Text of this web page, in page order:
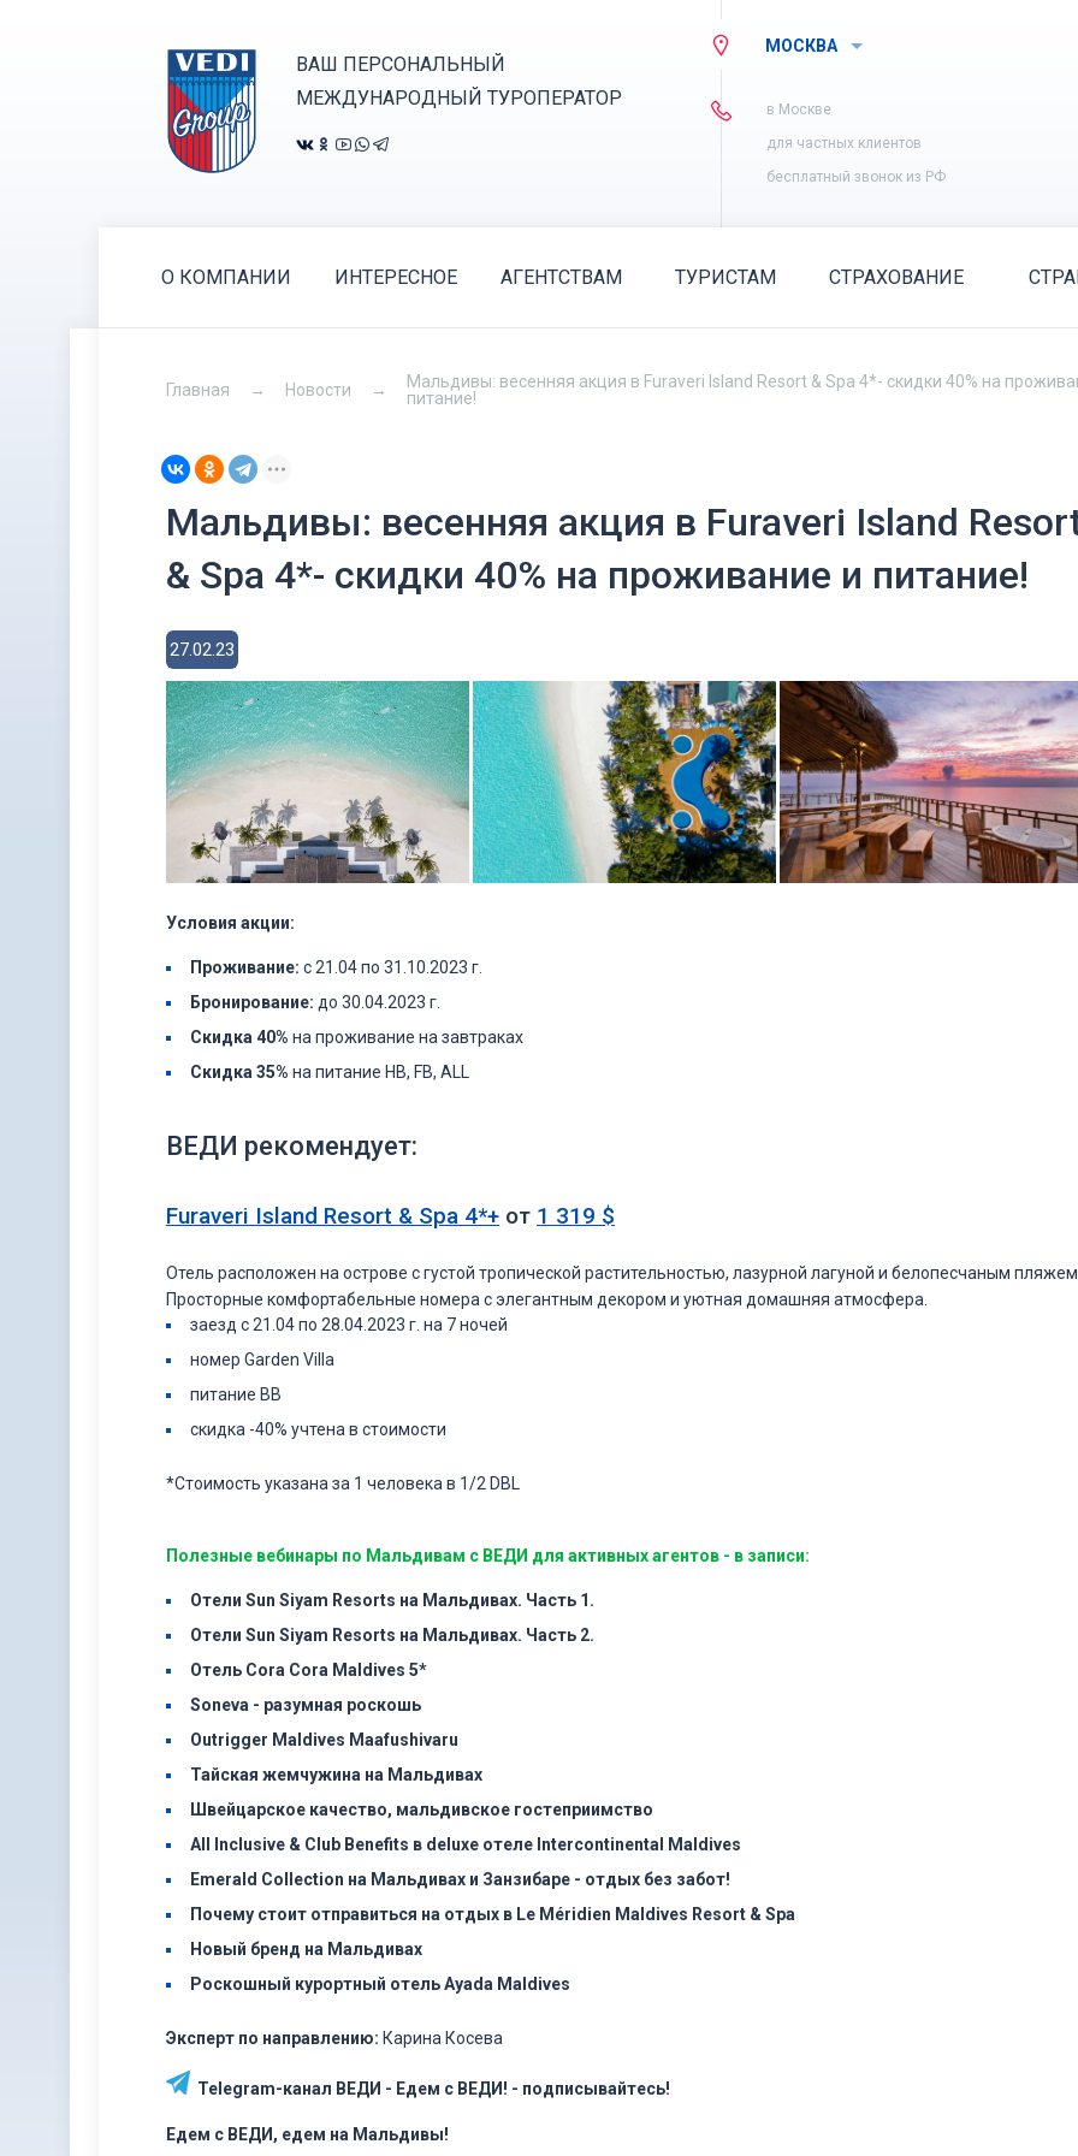
ВАШ ПЕРСОНАЛЬНЫЙ
МЕЖДУНАРОДНЫЙ ТУРОПЕРАТОР
МОСКВА
в Москве
для частных клиентов
бесплатный звонок из РФ
О КОМПАНИИ ИНТЕРЕСНОЕ АГЕНТСТВАМ ТУРИСТАМ СТРАХОВАНИЕ
Главная Новости
Мальдивы: весенняя акция в Furaveri Island Resort & Spa 4*- скидки 40% на
питание!
Мальдивы: весенняя акция в Furaveri Island
& Spa 4*- скидки 40% на проживание и питание!
27.02.23
Условия акции:
Проживание: с 21.04 по 31.10.2023 г.
Бронирование: до 30.04.2023 г.
Скидка 40% на проживание на завтраках
Скидка 35% на питание HB, FB, ALL
ВЕДИ рекомендует:
Furaveri Island Resort & Spa 4*+ от 1 319 $
Отель расположен на острове с густой тропической растительностью, лазурной лагуной и белопесчаным
Просторные комфортабельные номера с элегантным декором и уютная домашняя атмосфера.
заезд с 21.04 по 28.04.2023 г. на 7 ночей
номер Garden Villa
питание ВВ
скидка -40% учтена в стоимости
*Стоимость указана за 1 человека в 1/2 DBL
Полезные вебинары по Мальдивам с ВЕДИ для активных агентов - в записи:
Отели Sun Siyam Resorts на Мальдивах. Часть 1.
Отели Sun Siyam Resorts на Мальдивах. Часть 2.
Отель Cora Cora Maldives 5*
Soneva - разумная роскошь
Outrigger Maldives Maafushivaru
Тайская жемчужина на Мальдивах
Швейцарское качество, мальдивское гостеприимство
All Inclusive & Club Benefits в deluxe отеле Intercontinental Maldives
Emerald Collection на Мальдивах и Занзибаре - отдых без забот!
Почему стоит отправиться на отдых в Le Méridien Maldives Resort & Spa
Новый бренд на Мальдивах
Роскошный курортный отель Ayada Maldives
Эксперт по направлению: Карина Косева
Telegram-канал ВЕДИ - Едем с ВЕДИ! - подписывайтесь!
Едем с ВЕДИ, едем на Мальдивы!